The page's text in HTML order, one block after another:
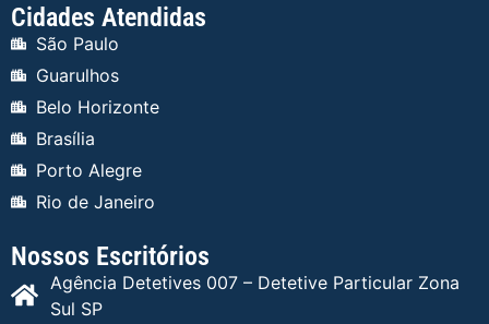
Cidades Atendidas
São Paulo
Guarulhos
Belo Horizonte
Brasília
Porto Alegre
Rio de Janeiro
Nossos Escritórios
Agência Detetives 007 – Detetive Particular Zona
Sul SP